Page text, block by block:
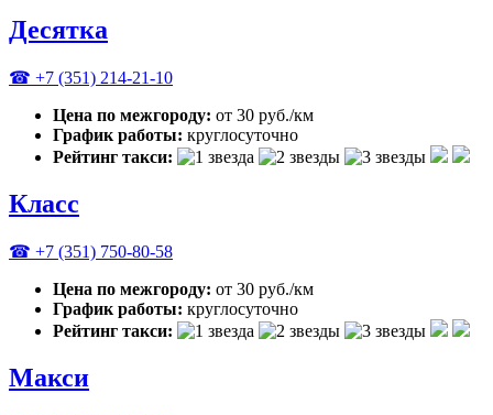
Десятка
☎ +7 (351) 214-21-10
Цена по межгороду: от 30 руб./км
График работы: круглосуточно
Рейтинг такси:
Класс
☎ +7 (351) 750-80-58
Цена по межгороду: от 30 руб./км
График работы: круглосуточно
Рейтинг такси:
Макси